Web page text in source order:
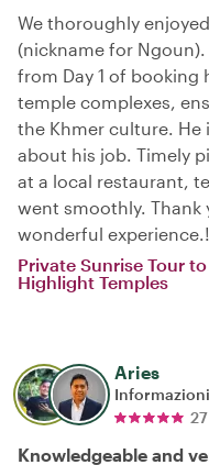
We thoroughly
(nickname for
from Day 1 of
temple complexes,
the Khmer culture. He
about his job. Timely
at a local restaurant,
went smoothly. Thank
wonderful
Private Sunrise Tour
Highlight Temples
Aries
Knowledgeable and